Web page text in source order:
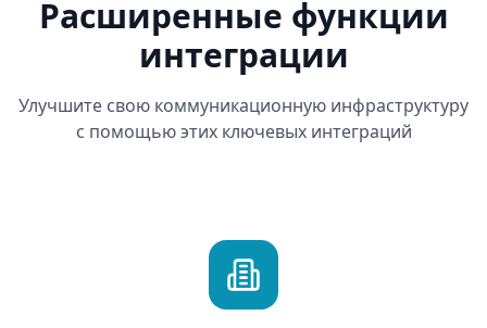
Расширенные функции
интеграции
Улучшите свою коммуникационную инфраструктуру
с помощью этих ключевых интеграций